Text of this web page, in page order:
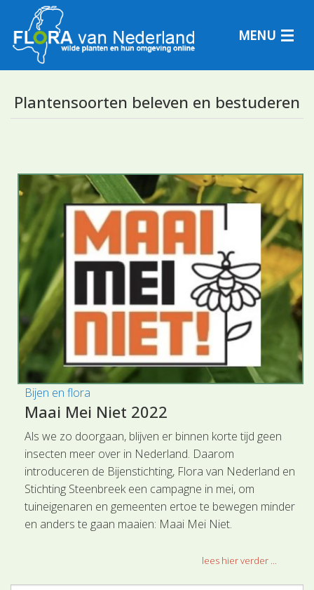
MENU
Determineren
Plantensoorten beleven en bestuderen
Bijen en flora
Maai Mei Niet 2022
Als we zo doorgaan, blijven er binnen korte tijd geen
insecten meer over in Nederland. Daarom
introduceren de Bijenstichting, Flora van Nederland en
Stichting Steenbreek een campagne in mei, om
tuineigenaren en gemeenten ertoe te bewegen minder
en anders te gaan maaien: Maai Mei Niet.
lees hier verder ...